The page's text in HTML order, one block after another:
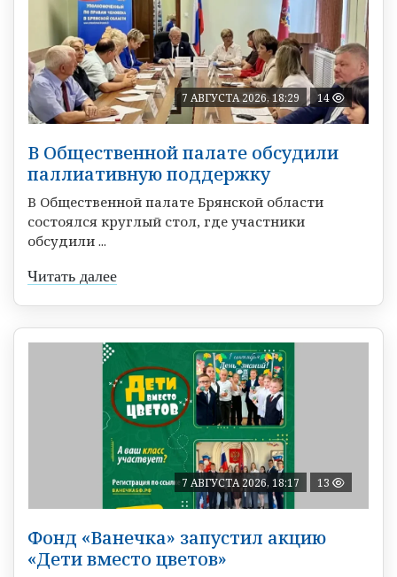
7 АВГУСТА 2026, 18:29 14
В Общественной палате обсудили
паллиативную поддержку
В Общественной палате Брянской области
состоялся круглый стол, где участники
обсудили ...
Читать далее
7 АВГУСТА 2026, 18:17 13
Фонд «Ванечка» запустил акцию
«Дети вместо цветов»